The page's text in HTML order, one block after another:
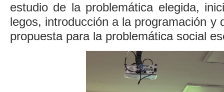
estudio de la problemática elegida,
legos, introducción a la programación y
propuesta para la problemática social